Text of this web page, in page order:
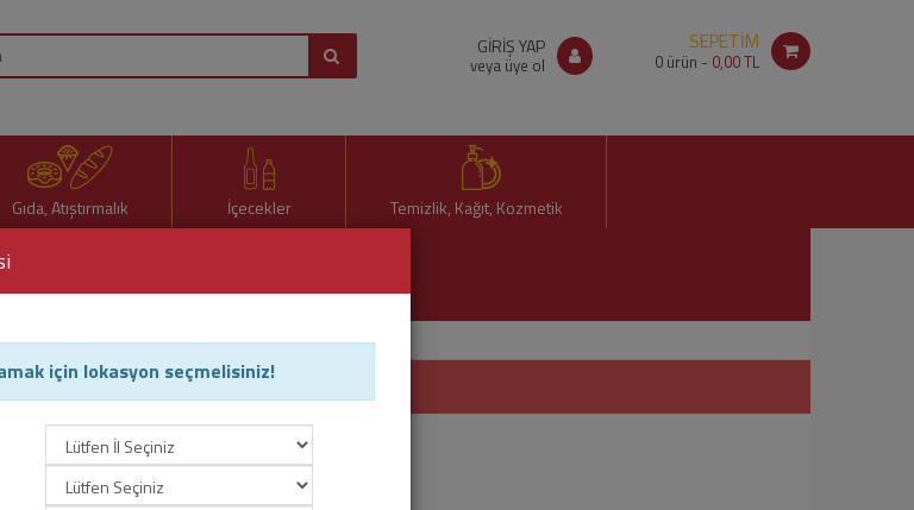
GİRİŞ YAP
veya üye ol
SEPETİM
0 ürün - 0,00 TL
Gıda, Atıştırmalık İçecekler Temizlik, Kağıt, Kozmetik
için lokasyon seçmelisiniz!